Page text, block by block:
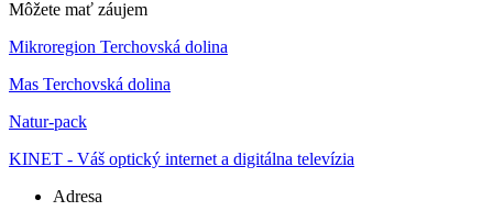
Môžete mať záujem
Mikroregion Terchovská dolina
Mas Terchovská dolina
Natur-pack
KINET - Váš optický internet a digitálna televízia
Adresa